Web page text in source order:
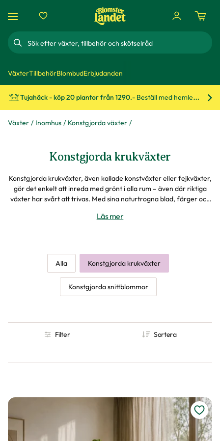
Sök
VäxterTillbehörBlombudErbjudanden
Tujahäck - köp 20 plantor från 1290.- Beställ med hemleverans!
Växter Inomhus Konstgjorda växter
Konstgjorda krukväxter
Konstgjorda krukväxter, även kallade konstväxter eller fejkväxter,
gör det enkelt att inreda med grönt i alla rum – även där riktiga
växter har svårt att trivas. Med sina naturtrogna blad, färger och
levande växter inte fungerar – som på kontor, i badrum eller
njuta av grönska utan skötsel.
Läs mer
Alla Konstgjorda krukväxter
Konstgjorda snittblommor
Filter Sortera